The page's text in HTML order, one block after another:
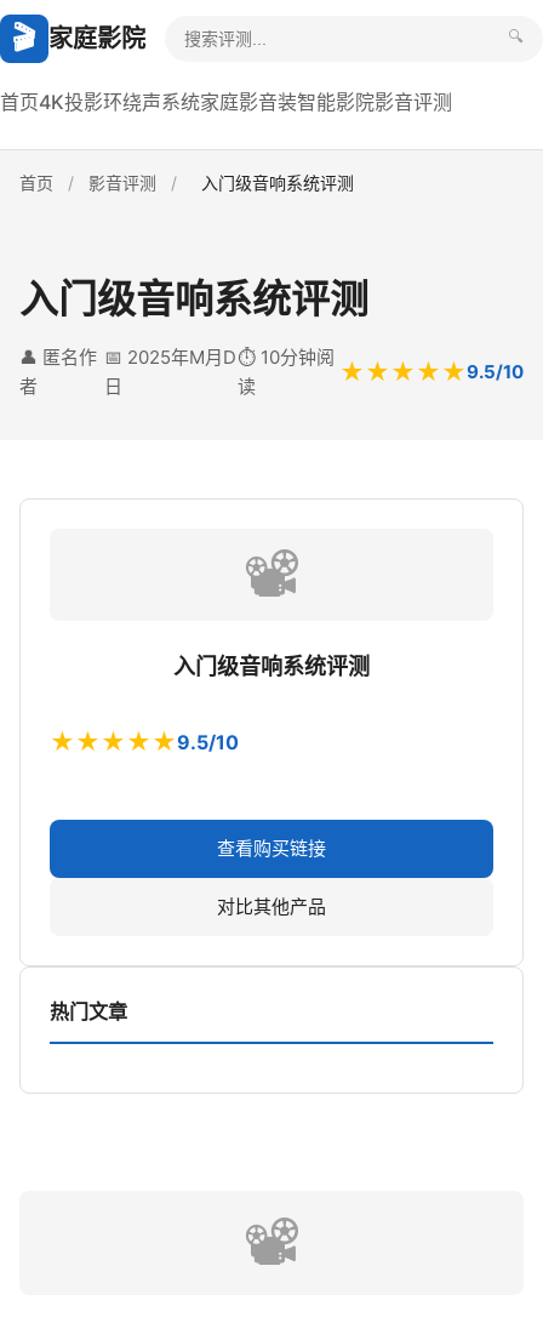
🎬 家庭影院
首页4K投影环绕声系统家庭影音装智能影院影音评测
🔍
首页 / 影音评测 / 入门级音响系统评测
入门级音响系统评测
👤 匿名作
者
📅 2025年M月D
日
⏱️ 10分钟阅
读
★★★★★9.5/10
📽️
📽️
入门级音响系统评测
★★★★★9.5/10
查看购买链接
对比其他产品
热门文章